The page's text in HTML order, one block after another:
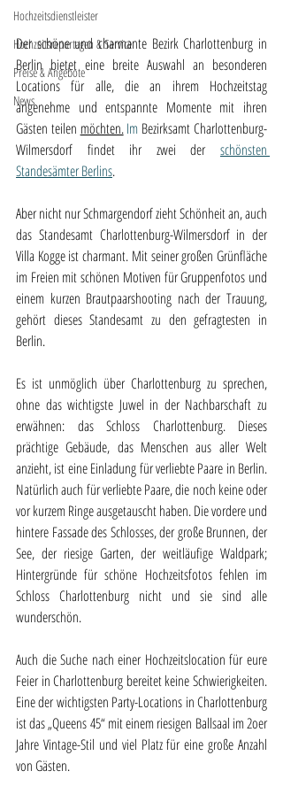
Hochzeitsdienstleister
Hochzeitsreportagen & Service
Preise & Angebote
News
Der schöne und charmante Bezirk Charlottenburg in
Berlin bietet eine breite Auswahl an besonderen
Locations für alle, die an ihrem Hochzeitstag
angenehme und entspannte Momente mit ihren
Gästen teilen möchten. Im Bezirksamt Charlottenburg-
Wilmersdorf findet ihr zwei der schönsten
Standesämter Berlins.
Aber nicht nur Schmargendorf zieht Schönheit an, auch
das Standesamt Charlottenburg-Wilmersdorf in der
Villa Kogge ist charmant. Mit seiner großen Grünfläche
im Freien mit schönen Motiven für Gruppenfotos und
einem kurzen Brautpaarshooting nach der Trauung,
gehört dieses Standesamt zu den gefragtesten in
Berlin.
Es ist unmöglich über Charlottenburg zu sprechen,
ohne das wichtigste Juwel in der Nachbarschaft zu
erwähnen: das Schloss Charlottenburg. Dieses
prächtige Gebäude, das Menschen aus aller Welt
anzieht, ist eine Einladung für verliebte Paare in Berlin.
Natürlich auch für verliebte Paare, die noch keine oder
vor kurzem Ringe ausgetauscht haben. Die vordere und
hintere Fassade des Schlosses, der große Brunnen, der
See, der riesige Garten, der weitläufige Waldpark;
Hintergründe für schöne Hochzeitsfotos fehlen im
Schloss Charlottenburg nicht und sie sind alle
wunderschön.
Auch die Suche nach einer Hochzeitslocation für eure
Feier in Charlottenburg bereitet keine Schwierigkeiten.
Eine der wichtigsten Party-Locations in Charlottenburg
ist das „Queens 45“ mit einem riesigen Ballsaal im 2oer
Jahre Vintage-Stil und viel Platz für eine große Anzahl
von Gästen.